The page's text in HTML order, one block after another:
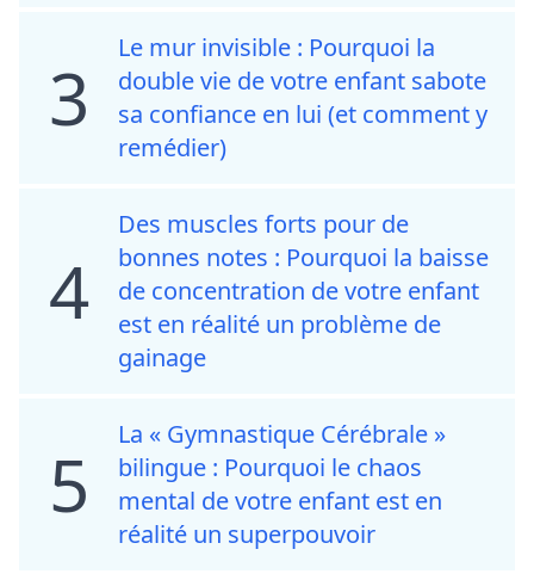
3
Le mur invisible : Pourquoi la
double vie de votre enfant sabote
sa confiance en lui (et comment y
remédier)
4
Des muscles forts pour de
bonnes notes : Pourquoi la baisse
de concentration de votre enfant
est en réalité un problème de
gainage
5
La « Gymnastique Cérébrale »
bilingue : Pourquoi le chaos
mental de votre enfant est en
réalité un superpouvoir